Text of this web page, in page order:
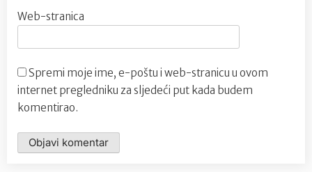
Web-stranica
Spremi moje ime, e-poštu i web-stranicu u ovom
internet pregledniku za sljedeći put kada budem
komentirao.